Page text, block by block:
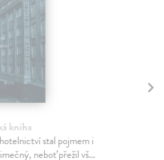
kniha
stal pojmem i
neboť přežil vš...